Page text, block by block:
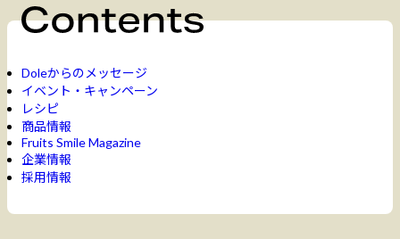
Doleからのメッセージ
イベント・キャンペーン
レシピ
商品情報
Fruits Smile Magazine
企業情報
採用情報